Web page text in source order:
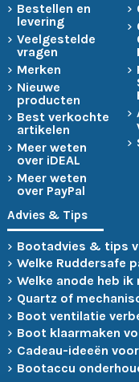
Bestellen en
levering
Veelgestelde
vragen
Merken
Nieuwe
producten
Best verkochte
artikelen
Meer weten
over iDEAL
Meer weten
over PayPal
Advies & Tips
Bootadvies & tips
Welke Ruddersafe
Welke anode heb
Quartz of
Boot ventilatie
Boot klaarmaken
Cadeau-ideeën
Bootaccu